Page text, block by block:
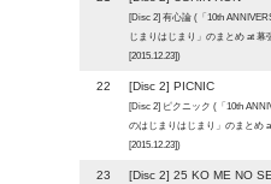
[Disc 2] 有心論 (「10th
じまりはじまり」のまとめ at
[2015.12.23])
22 [Disc 2] PICNIC
[Disc 2] ピクニック (「10th
のはじまりはじまり」のまとめ
[2015.12.23])
23 [Disc 2] 25 KO ME NO